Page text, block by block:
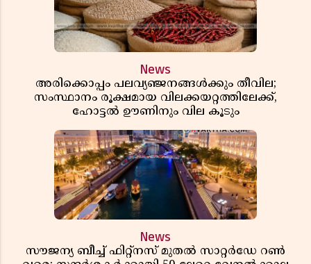
News
അരിക്കൊപ്പം പലവ്യഞ്ജനങ്ങൾക്കും തീവില;
സംസ്ഥാനം രൂക്ഷമായ വിലക്കയറ്റത്തിലേക്ക്,
ഹോട്ടൽ ഊണിനും വില കൂടും
News
സൗജന്യ ബീച്ച് ഫിറ്റ്നസ് മുതൽ സാറ്റർഡേ റൺ